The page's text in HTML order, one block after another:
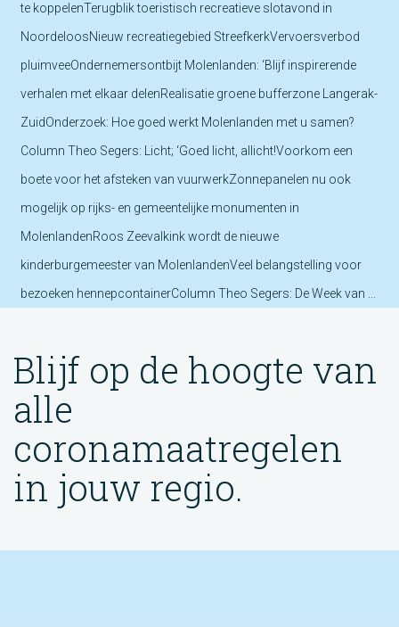
te koppelenTerugblik toeristisch recreatieve slotavond in
NoordeloosNieuw recreatiegebied StreefkerkVervoersverbod
pluimveeOndernemersontbijt Molenlanden: ‘Blijf inspirerende
verhalen met elkaar delenRealisatie groene bufferzone Langerak-
ZuidOnderzoek: Hoe goed werkt Molenlanden met u samen?
Column Theo Segers: Licht; ‘Goed licht, allicht!Voorkom een
boete voor het afsteken van vuurwerkZonnepanelen nu ook
mogelijk op rijks- en gemeentelijke monumenten in
MolenlandenRoos Zeevalkink wordt de nieuwe
kinderburgemeester van MolenlandenVeel belangstelling voor
bezoeken hennepcontainerColumn Theo Segers: De Week van ...
Blijf op de hoogte van
alle
coronamaatregelen
in jouw regio.